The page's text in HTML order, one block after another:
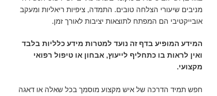
מניבים שיעורי הצלחה טובים. התמדה, ציפיות ריאליות ומעקב
אובייקטיבי הם המפתח לתוצאות יציבות לאורך זמן.
המידע המופיע בדף זה נועד למטרות מידע כלליות בלבד
ואין לראות בו כתחליף לייעוץ, אבחון או טיפול רפואי
מקצועי.
חפש תמיד הדרכה של איש מקצוע מוסמך בכל שאלה או דאגה